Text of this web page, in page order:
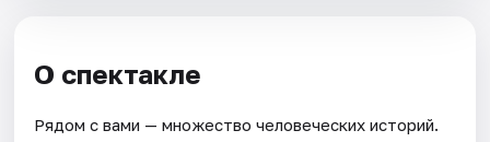
О спектакле
Рядом с вами — множество человеческих историй.